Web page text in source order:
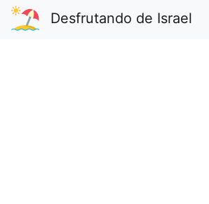
Desfrutando de Israel